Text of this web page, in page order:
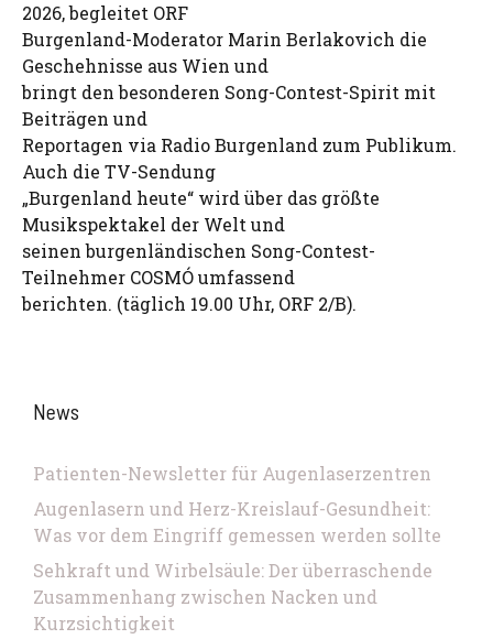
2026, begleitet ORF
Burgenland-Moderator Marin Berlakovich die
Geschehnisse aus Wien und
bringt den besonderen Song-Contest-Spirit mit
Beiträgen und
Reportagen via Radio Burgenland zum Publikum.
Auch die TV-Sendung
„Burgenland heute“ wird über das größte
Musikspektakel der Welt und
seinen burgenländischen Song-Contest-
Teilnehmer COSMÓ umfassend
berichten. (täglich 19.00 Uhr, ORF 2/B).
News
Patienten-Newsletter für Augenlaserzentren
Augenlasern und Herz-Kreislauf-Gesundheit:
Was vor dem Eingriff gemessen werden sollte
Sehkraft und Wirbelsäule: Der überraschende
Zusammenhang zwischen Nacken und
Kurzsichtigkeit